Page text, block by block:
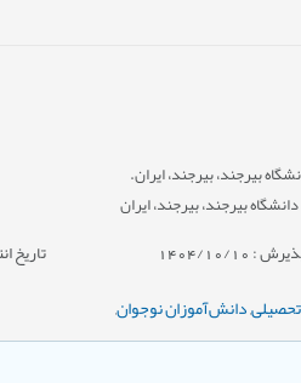
بیرجند، بیرجند، ایران.
بیرجند، بیرجند، ایران
1404/10/10 تاریخ
,دانش‌آموزان نوجوان,